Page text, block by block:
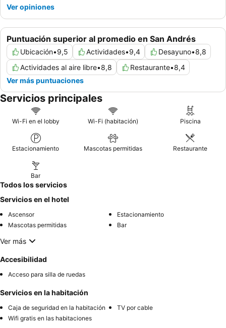
Puntuación superior al promedio en San Andrés
Ubicación•9,5 Actividades•9,4 Desayuno•8,8
Actividades al aire libre•8,8 Restaurante•8,4
Ver más puntuaciones
Ver opiniones
Servicios principales
Wi-Fi en el lobby Wi-Fi (habitación) Piscina
Estacionamiento Mascotas permitidas Restaurante
Bar
Todos los servicios
Servicios en el hotel
Ascensor
Estacionamiento
Mascotas permitidas
Bar
Ver más
Accesibilidad
Acceso para silla de ruedas
Servicios en la habitación
Caja de seguridad en la habitación
TV por cable
Wifi gratis en las habitaciones